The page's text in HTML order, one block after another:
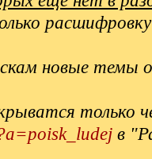
новые темы
только
в